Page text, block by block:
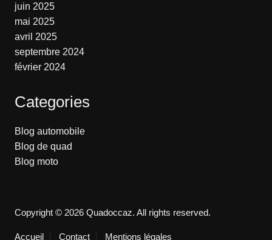
juin 2025
mai 2025
avril 2025
septembre 2024
février 2024
Categories
Blog automobile
Blog de quad
Blog moto
Copyright © 2026 Quadoccaz. All rights reserved.
Accueil Contact Mentions légales